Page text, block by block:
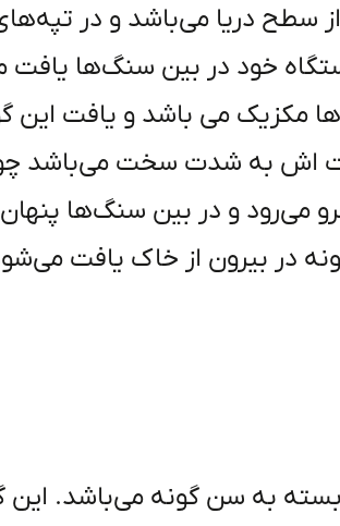
ارتفاعات ۵۰۰ تا ۱۵۰۰ متری از سطح دریا می‌باشد و
خود در بین سنگ‌ها
ها مکزیک می باشد و یافت این
اش به شدت سخت می‌باشد
می‌رود و در بین سنگ‌ها
در بیرون از خاک یافت
به سن گونه می‌باشد. این